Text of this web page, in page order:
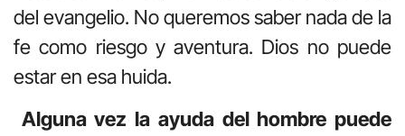
del evangelio. No queremos saber nada de la
fe como riesgo y aventura. Dios no puede
estar en esa huida.
Alguna vez la ayuda del hombre puede